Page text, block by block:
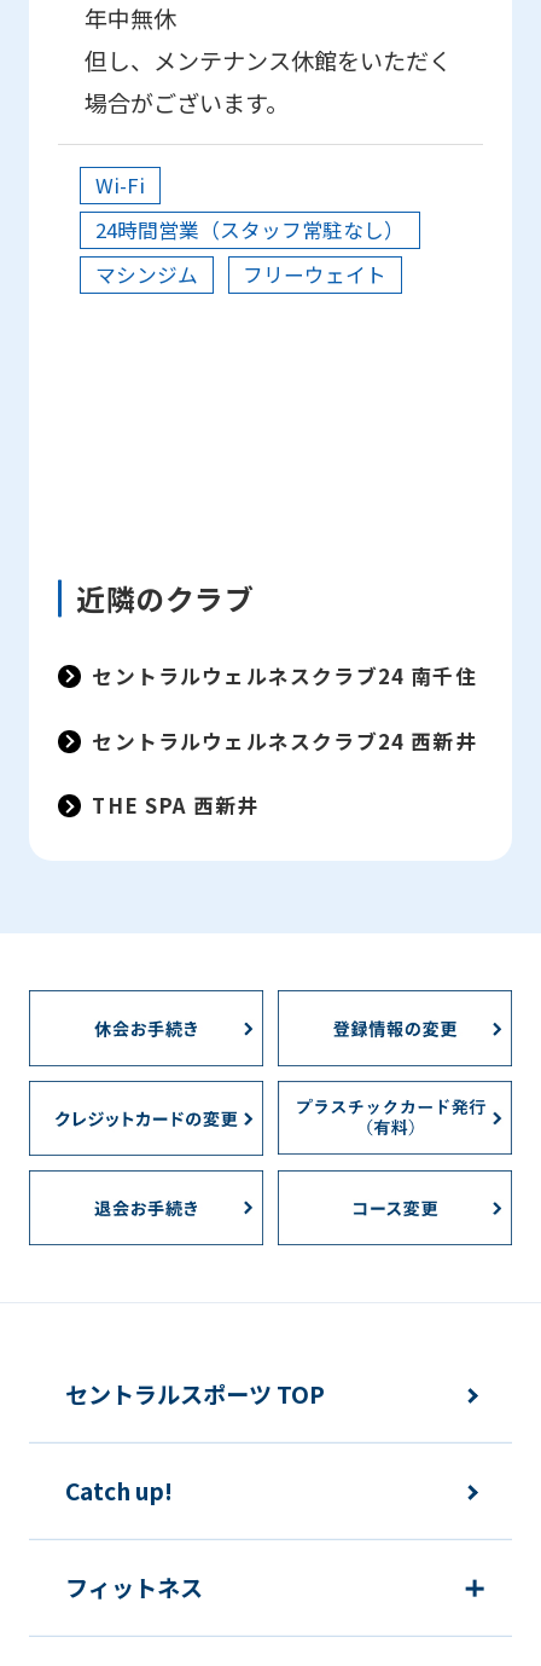
年中無休
但し、メンテナンス休館をいただく
場合がございます。
Wi-Fi
24時間営業（スタッフ常駐なし）
マシンジム
フリーウェイト
近隣のクラブ
セントラルウェルネスクラブ24 南千住
セントラルウェルネスクラブ24 西新井
THE SPA 西新井
translation
the
original
content.
the
セントラルスポーツ TOP
Catch up!
フィットネス